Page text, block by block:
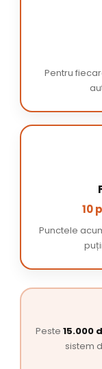
Pentru
10
Punctele
Peste 15.000
sistem